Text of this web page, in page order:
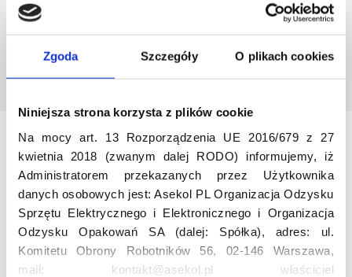
Zgoda Szczegóły O plikach cookies
Niniejsza strona korzysta z plików cookie
Na mocy art. 13 Rozporządzenia UE 2016/679 z 27
kwietnia 2018 (zwanym dalej RODO) informujemy, iż
Administratorem przekazanych przez Użytkownika
danych osobowych jest: Asekol PL Organizacja Odzysku
Sprzętu Elektrycznego i Elektronicznego i Organizacja
Odzysku Opakowań SA (dalej: Spółka), adres: ul.
Komitetu Obrony Robotników 56, 02-146 Warszawa,
mail: kontakt@asekol.pl właściciel
Odwiedź nas